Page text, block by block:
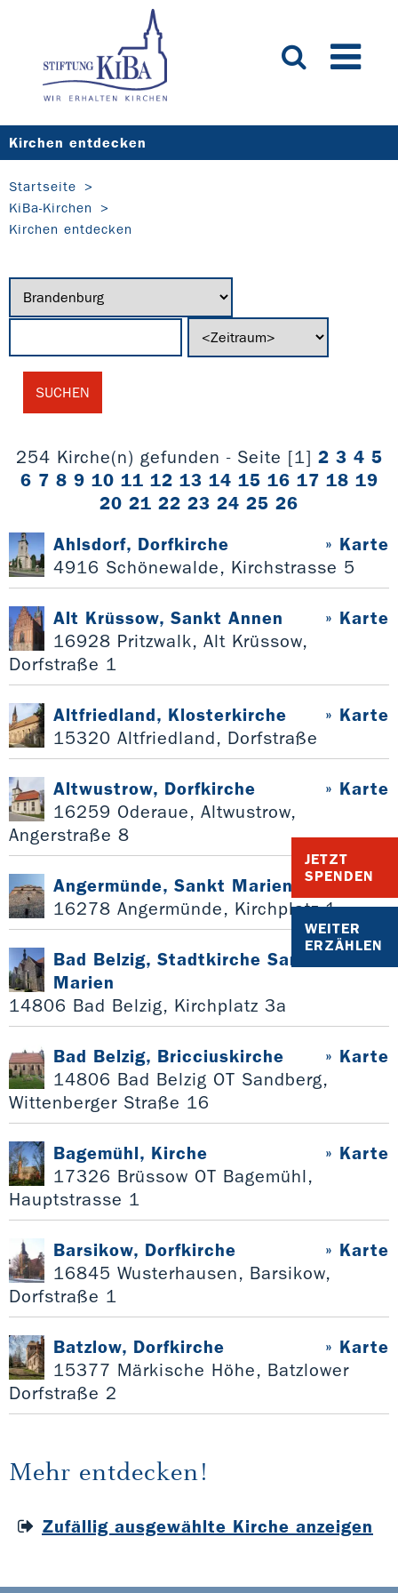
JETZT
SPENDEN
WEITER
ERZÄHLEN
Kirchen entdecken
Startseite
KiBa-Kirchen
Kirchen entdecken
254 Kirche(n) gefunden - Seite [1] 2 3 4 5
6 7 8 9 10 11 12 13 14 15 16 17 18 19
20 21 22 23 24 25 26
» Karte
Ahlsdorf, Dorfkirche
4916 Schönewalde, Kirchstrasse 5
» Karte
Alt Krüssow, Sankt Annen
16928 Pritzwalk, Alt Krüssow,
Dorfstraße 1
» Karte
Altfriedland, Klosterkirche
15320 Altfriedland, Dorfstraße
» Karte
Altwustrow, Dorfkirche
16259 Oderaue, Altwustrow,
Angerstraße 8
» Karte
Angermünde, Sankt Marien
16278 Angermünde, Kirchplatz 1
Bad Belzig, Stadtkirche Sankt
Marien
14806 Bad Belzig, Kirchplatz 3a
» Karte
Bad Belzig, Bricciuskirche
14806 Bad Belzig OT Sandberg,
Wittenberger Straße 16
» Karte
Bagemühl, Kirche
17326 Brüssow OT Bagemühl,
Hauptstrasse 1
» Karte
Barsikow, Dorfkirche
16845 Wusterhausen, Barsikow,
Dorfstraße 1
» Karte
Batzlow, Dorfkirche
15377 Märkische Höhe, Batzlower
Dorfstraße 2
Mehr entdecken!
Zufällig ausgewählte Kirche anzeigen